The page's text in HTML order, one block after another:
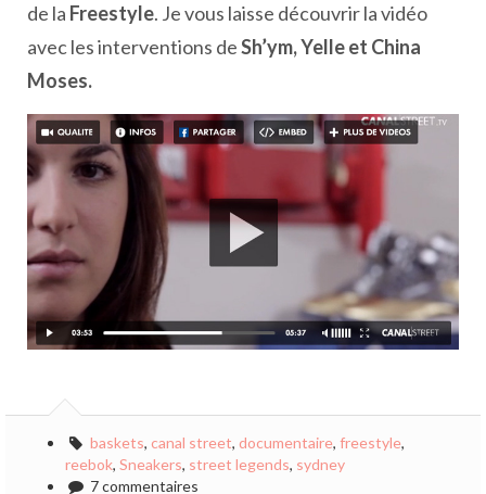
de la Freestyle. Je vous laisse découvrir la vidéo
avec les interventions deSh’ym, Yelle et China
Moses.
baskets, canal street, documentaire, freestyle,
reebok, Sneakers, street legends, sydney
7 commentaires